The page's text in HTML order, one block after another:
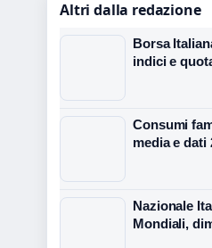
Altri dalla redazione
Borsa
indici e
Consumi
media e dati
Nazionale
Mondiali,